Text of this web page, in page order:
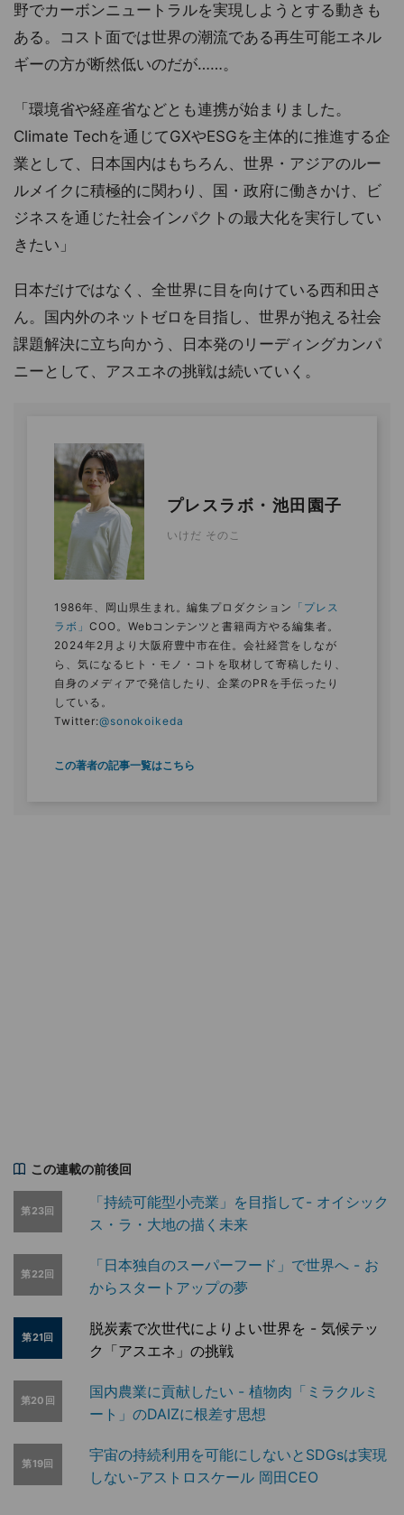
野でカーボンニュートラルを実現しようとする動きも
ある。コスト面では世界の潮流である再生可能エネル
ギーの方が断然低いのだが……。
「環境省や経産省などとも連携が始まりました。
Climate Techを通じてGXやESGを主体的に推進する企
業として、日本国内はもちろん、世界・アジアのルー
ルメイクに積極的に関わり、国・政府に働きかけ、ビ
ジネスを通じた社会インパクトの最大化を実行してい
きたい」
日本だけではなく、全世界に目を向けている西和田さ
ん。国内外のネットゼロを目指し、世界が抱える社会
課題解決に立ち向かう、日本発のリーディングカンパ
ニーとして、アスエネの挑戦は続いていく。
プレスラボ・池田園子
いけだ そのこ
1986年、岡山県生まれ。編集プロダクション 「プレス
ラボ」 COO。Webコンテンツと書籍両方やる編集者。
2024年2月より大阪府豊中市在住。会社経営をしなが
ら、気になるヒト・モノ・コトを取材して寄稿したり、
自身のメディアで発信したり、企業のPRを手伝ったり
している。
Twitter:@sonokoikeda
この著者の記事一覧はこちら
この連載の前後回
第23回
「持続可能型小売業」を目指して- オイシック
ス・ラ・大地の描く未来
第22回
「日本独自のスーパーフード」で世界へ - お
からスタートアップの夢
第21回
脱炭素で次世代によりよい世界を - 気候テッ
ク「アスエネ」の挑戦
第20回
国内農業に貢献したい - 植物肉「ミラクルミ
ート」のDAIZに根差す思想
第19回
宇宙の持続利用を可能にしないとSDGsは実現
しない-アストロスケール 岡田CEO